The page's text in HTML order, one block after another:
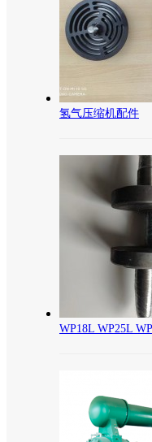
氢气压缩机配件
WP18L WP25L